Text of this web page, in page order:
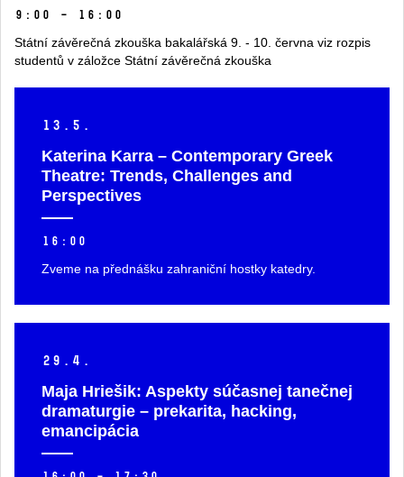
9:00 – 16:00
Státní závěrečná zkouška bakalářská 9. - 10. června viz rozpis
studentů v záložce Státní závěrečná zkouška
13. 5.
Katerina Karra – Contemporary Greek
Theatre: Trends, Challenges and
Perspectives
16:00
Zveme na přednášku zahraniční hostky katedry.
29. 4.
Maja Hriešik: Aspekty súčasnej tanečnej
dramaturgie –⁠⁠⁠⁠⁠⁠ prekarita, hacking,
emancipácia